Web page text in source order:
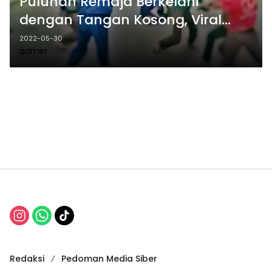
dengan Tangan Kosong, Viral…
2022-05-30
admin
Redaksi Pedoman Media Siber